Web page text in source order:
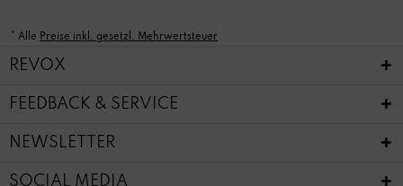
* Alle Preise inkl. gesetzl. Mehrwertsteuer
REVOX
FEEDBACK & SERVICE
NEWSLETTER
SOCIAL MEDIA